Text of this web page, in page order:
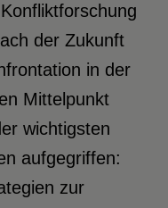
der Zukunft
in der
Mittelpunkt
wichtigsten
aufgegriffen:
zur